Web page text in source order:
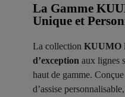
La Gamme
Unique et
La collection KUUMO
d’exception aux lignes
haut de gamme.
d’assise